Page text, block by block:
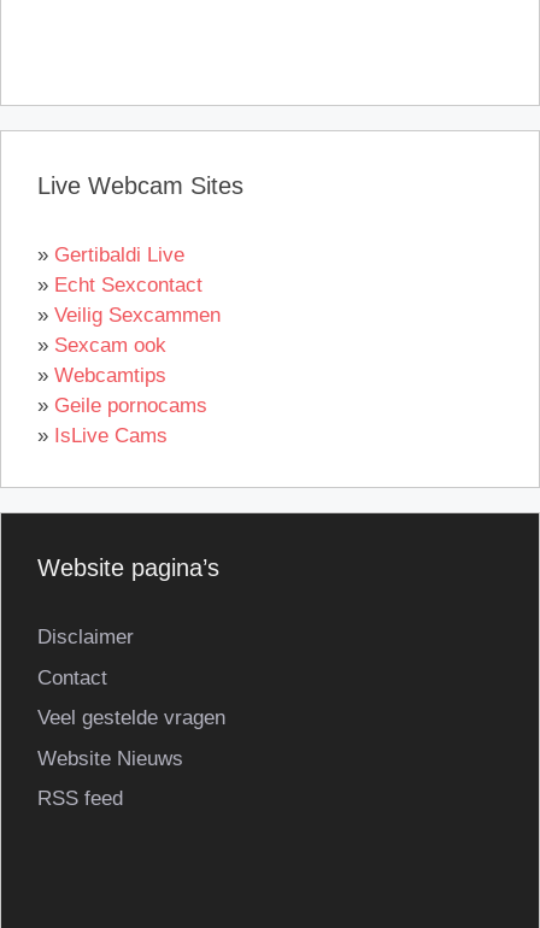
Live Webcam Sites
» Gertibaldi Live
» Echt Sexcontact
» Veilig Sexcammen
» Sexcam ook
» Webcamtips
» Geile pornocams
» IsLive Cams
Website pagina’s
Disclaimer
Contact
Veel gestelde vragen
Website Nieuws
RSS feed